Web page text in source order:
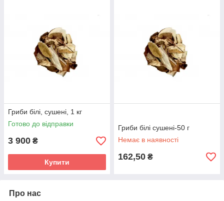
Гриби білі, сушені, 1 кг
Готово до відправки
3 900 ₴
Купити
Гриби білі сушені-50 г
Немає в наявності
162,50 ₴
Про нас